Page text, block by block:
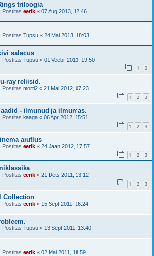
triloogia
Postitas eerik « 07 Aug 2013, 12:46
Postitas Tupsu « 24 Mai 2013, 18:03
saladus
Postitas Tupsu « 01 Veebr 2013, 19:50
1 2
ray reliisid.
Postitas morti2 « 21 Mai 2012, 07:23
1 2 3
- ilmunud ja ilmumas.
Postitas kaaga « 06 Apr 2012, 15:51
1 2 3
arutlus
Postitas eerik « 24 Jaan 2012, 17:57
1 2 3
Postitas eerik « 21 Dets 2011, 13:12
1 2 3
Collection
Postitas eerik « 15 Sept 2011, 16:24
Postitas Tupsu « 13 Sept 2011, 13:40
Postitas eerik « 02 Mai 2011, 18:59